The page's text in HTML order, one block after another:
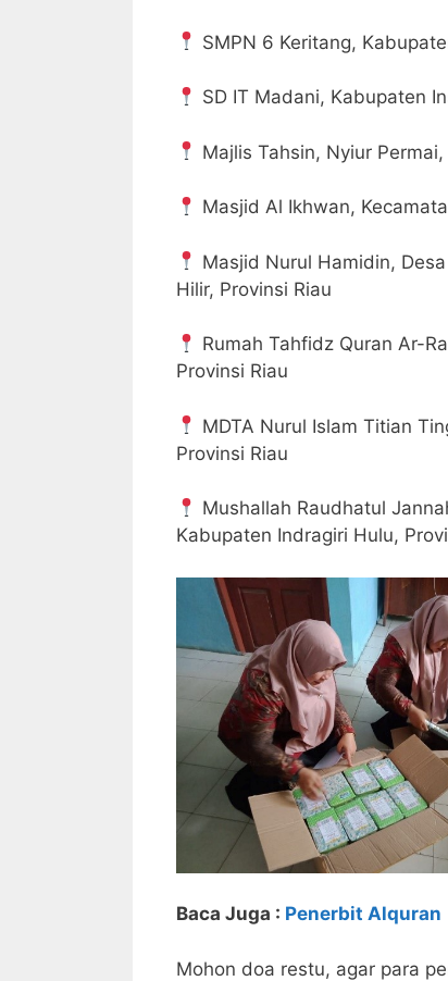
SMPN 6 Keritang,
SD IT Madani, Kabupaten
Majlis Tahsin, Nyiur
Masjid Al Ikhwan,
Masjid Nurul Hamidin,
Hilir, Provinsi Riau
Rumah Tahfidz Quran Ar-
Provinsi Riau
MDTA Nurul Islam Titian
Provinsi Riau
Mushallah Raudhatul
Kabupaten Indragiri Hulu,
Baca Juga : Penerbit Alquran
Mohon doa restu, agar para